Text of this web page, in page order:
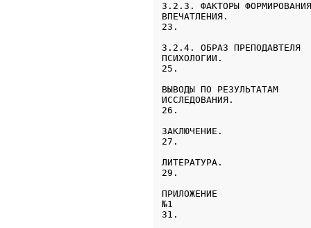
3.2.3. ФАКТОРЫ
23.
3.2.4. ОБРАЗ ПРЕПОДАВТЕЛЯ
25.
ВЫВОДЫ ПО РЕЗУЛЬТАТАМ
ПРИЛОЖЕНИЕ
№1